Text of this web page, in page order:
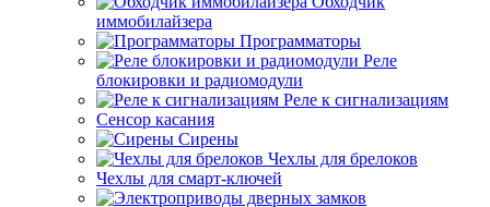
иммобилайзера
Программаторы
Реле
блокировки и радиомодули
Реле к сигнализациям
Сенсор касания
Сирены
Чехлы для брелоков
Чехлы для смарт-ключей